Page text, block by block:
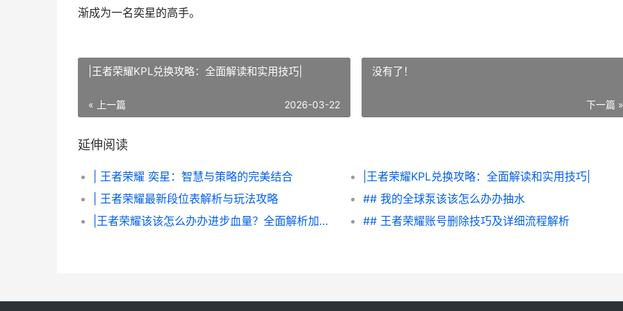
渐成为一名奕星的高手。
|王者荣耀KPL兑换攻略：全面解读和实用技巧|
« 上一篇 2026-03-22
没有了！
下一篇 »
延伸阅读
| 王者荣耀 奕星：智慧与策略的完美结合
|王者荣耀KPL兑换攻略：全面解读和实用技巧|
| 王者荣耀最新段位表解析与玩法攻略
## 我的全球泵该该怎么办办抽水
|王者荣耀该该怎么办办进步血量？全面解析加血技巧|
## 王者荣耀账号删除技巧及详细流程解析